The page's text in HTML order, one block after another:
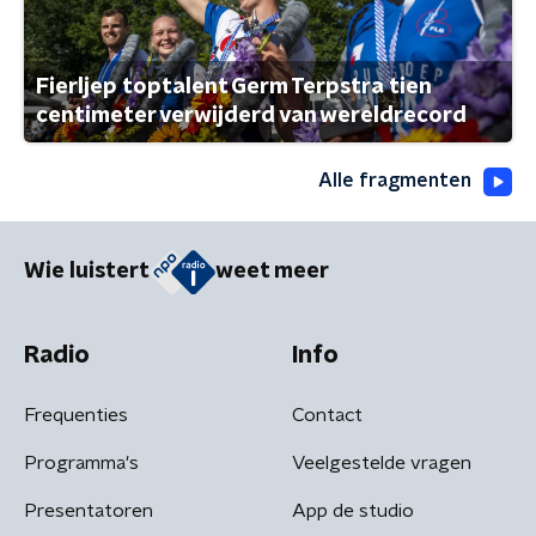
Fierljep toptalent Germ Terpstra tien
centimeter verwijderd van wereldrecord
Alle fragmenten
Wie luistert weet meer
Radio
Frequenties
Programma's
Presentatoren
Info
Contact
Veelgestelde vragen
App de studio